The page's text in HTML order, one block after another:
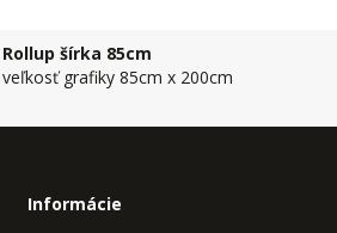
Rollup šírka 85cm
veľkosť grafiky 85cm x 200cm
Informácie